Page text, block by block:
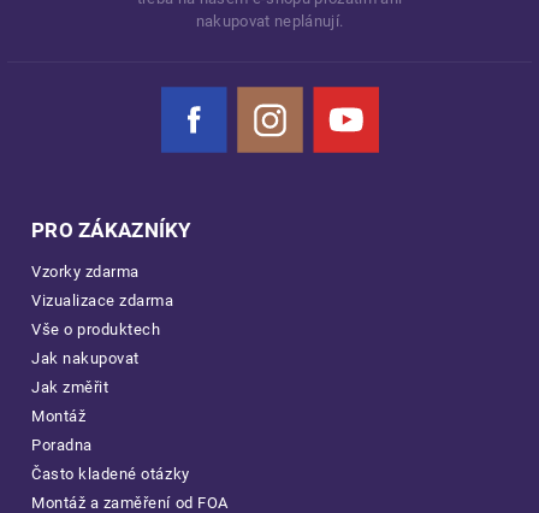
nakupovat neplánují.
Facebook Instagram YouTube
PRO ZÁKAZNÍKY
Vzorky zdarma
Vizualizace zdarma
Vše o produktech
Jak nakupovat
Jak změřit
Montáž
Poradna
Často kladené otázky
Montáž a zaměření od FOA